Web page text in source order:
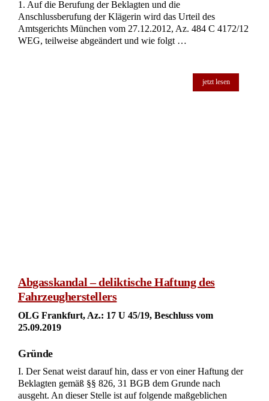
1. Auf die Berufung der Beklagten und die
Anschlussberufung der Klägerin wird das Urteil des
Amtsgerichts München vom 27.12.2012, Az. 484 C 4172/12
WEG, teilweise abgeändert und wie folgt …
jetzt lesen
Abgasskandal – deliktische Haftung des
Fahrzeugherstellers
OLG Frankfurt, Az.: 17 U 45/19, Beschluss vom
25.09.2019
Gründe
I. Der Senat weist darauf hin, dass er von einer Haftung der
Beklagten gemäß §§ 826, 31 BGB dem Grunde nach
ausgeht. An dieser Stelle ist auf folgende maßgeblichen